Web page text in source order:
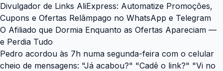
Divulgador de Links AliExpress: Automatize Promoções,
Cupons e Ofertas Relâmpago no WhatsApp e Telegram
O Afiliado que Dormia Enquanto as Ofertas Apareciam —
e Perdia Tudo
Pedro acordou às 7h numa segunda-feira com o celular
cheio de mensagens: "Já acabou?" "Cadê o link?" "Vi no